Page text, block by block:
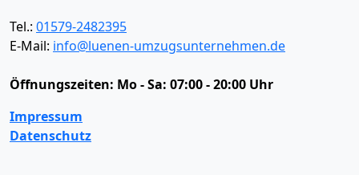
Tel.: 01579-2482395
E-Mail: info@luenen-umzugsunternehmen.de
Öffnungszeiten: Mo - Sa: 07:00 - 20:00 Uhr
Impressum
Datenschutz